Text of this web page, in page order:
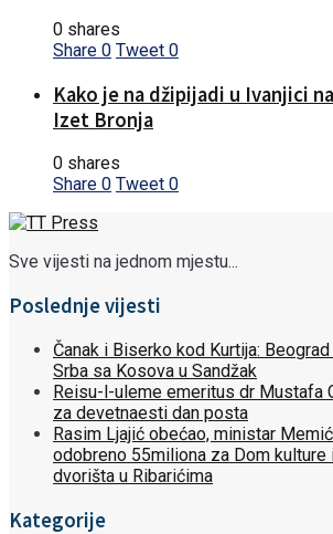
0 shares
Share 0 Tweet 0
Kako je na džipijadi u Ivanjici
Izet Bronja
0 shares
Share 0 Tweet 0
Sve vijesti na jednom mjestu...
Poslednje vijesti
Čanak i Biserko kod Kurtija:
Srba sa Kosova u Sandžak
Reisu-l-uleme emeritus dr Mustafa
za devetnaesti dan posta
Rasim Ljajić obećao, ministar
odobreno 55miliona za Dom
dvorišta u Ribarićima
Kategorije